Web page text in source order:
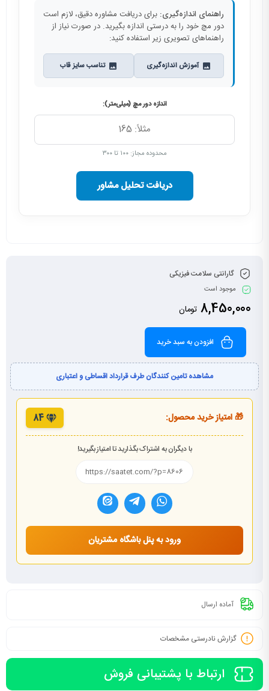
راهنمای اندازه‌گیری: برای دریافت مشاوره دقیق، لازم است
دور مچ خود را به درستی اندازه بگیرید. در صورت نیاز از
راهنماهای تصویری زیر استفاده کنید:
آموزش اندازه‌گیری تناسب سایز قاب
اندازه دور مچ (میلی‌متر):
محدوده مجاز: ۱۰۰ تا ۳۰۰
دریافت تحلیل مشاور
گارانتی سلامت فیزیکی
موجود است
8,450,000 تومان
افزودن به سبد خرید
مشاهده تامین کنندگان طرف قرارداد اقساطی و اعتباری
🎁 امتیاز خرید محصول: 84
با دیگران به اشتراک بگذارید تا امتیاز بگیرید!
ورود به پنل باشگاه مشتریان
آماده ارسال
گزارش نادرستی مشخصات
ارتباط با پشتیبانی فروش